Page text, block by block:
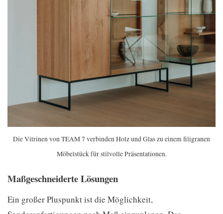
Die Vitrinen von TEAM 7 verbinden Holz und Glas zu einem filigranen
Möbelstück für stilvolle Präsentationen.
Maßgeschneiderte Lösungen
Ein großer Pluspunkt ist die Möglichkeit,